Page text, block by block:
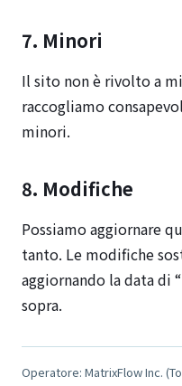
7. Minori
Il sito non è rivolto a
raccogliamo
minori.
8. Modifiche
Possiamo aggiornare
tanto. Le modifiche
aggiornando la data di
sopra.
Operatore: MatrixFlow Inc.